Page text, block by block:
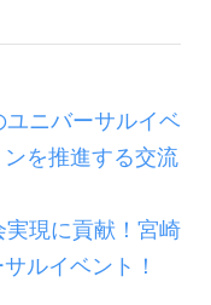
ユニバーサルイベ
を推進する交流
現に貢献！宮崎
ルイベント！